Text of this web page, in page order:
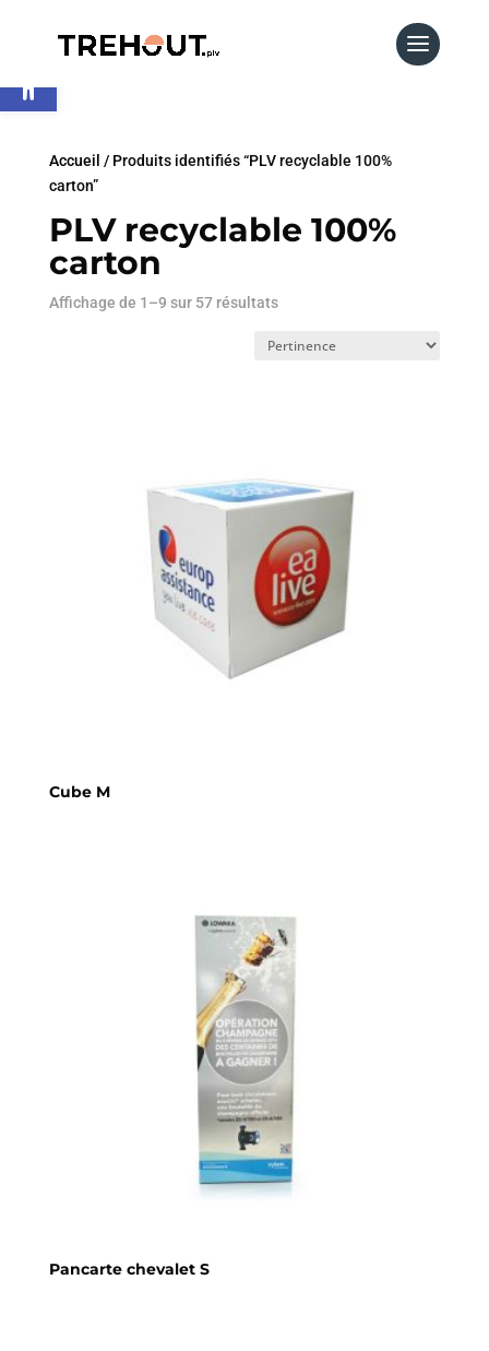
Accueil / Produits identifiés “PLV recyclable 100%
carton”
PLV recyclable 100%
carton
Affichage de 1–9 sur 57 résultats
Cube M
Pancarte chevalet S